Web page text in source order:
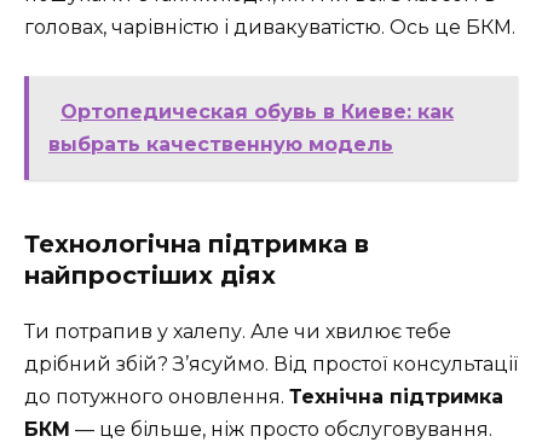
головах, чарівністю і дивакуватістю. Ось це БКМ.
Ортопедическая обувь в Киеве: как
выбрать качественную модель
Технологічна підтримка в
найпростіших діях
Ти потрапив у халепу. Але чи хвилює тебе
дрібний збій? З’ясуймо. Від простої консультації
до потужного оновлення. Технічна підтримка
БКМ — це більше, ніж просто обслуговування.